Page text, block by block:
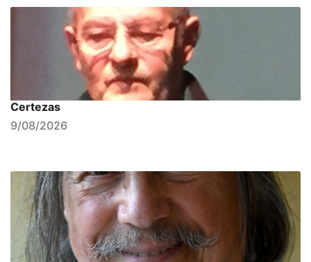
Certezas
9/08/2026